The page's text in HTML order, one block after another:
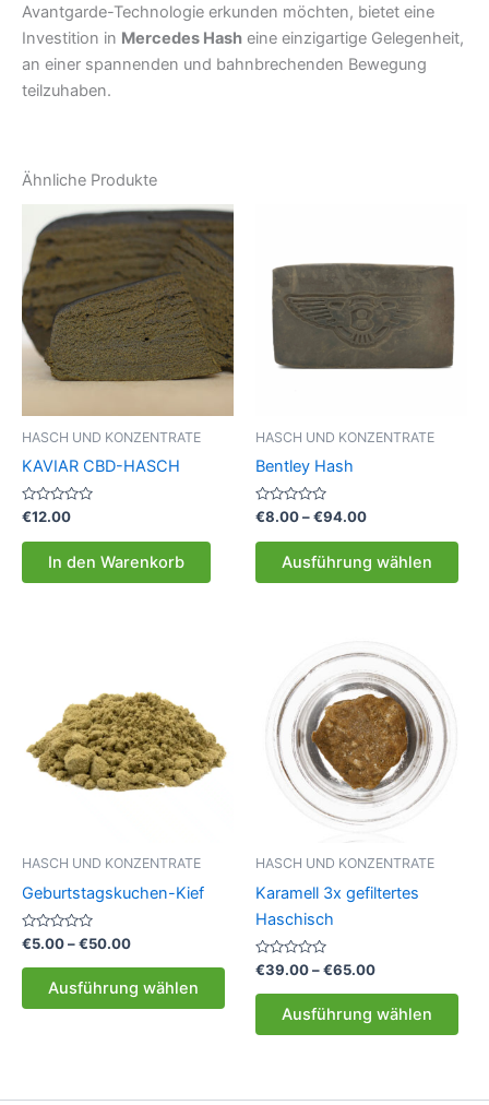
Avantgarde-Technologie erkunden möchten, bietet eine
Investition in Mercedes Hash eine einzigartige Gelegenheit,
an einer spannenden und bahnbrechenden Bewegung
teilzuhaben.
Ähnliche Produkte
HASCH UND KONZENTRATE
KAVIAR CBD-HASCH
Bewertet
0
€12.00
In den Warenkorb
HASCH UND KONZENTRATE
Bentley Hash
Bewertet
0
€8.00–€94.00Preisspanne:
€94.00
Ausführung wählen
HASCH UND KONZENTRATE
Geburtstagskuchen-Kief
Bewertet
mit
0
€5.00–€50.00Preisspanne:
€50.00
Ausführung wählen
Dieses
Produkt
HASCH UND KONZENTRATE
Karamell 3x gefiltertes
Haschisch
Bewertet
mit
0
€39.00–€65.00Preisspanne:
bis
€65.00
Ausführung wählen